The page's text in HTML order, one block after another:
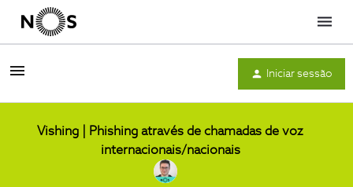
Menu
Iniciar sessão
Vishing | Phishing através de chamadas de voz
internacionais/nacionais